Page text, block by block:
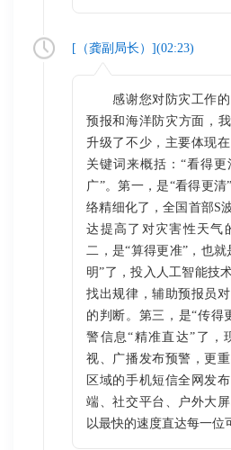
[（龚副局长 ）](02:23)
感谢您对防灾工作
预报和海洋防灾方面，
升级了不少，主要体现
关键词来概括：“看得
广”。第一，是“看得更
络精细化了，全国首部S
达提高了对灾害性天气
二，是“算得更准”，也
明”了，投入人工智能技
找出规律，辅助预报员
的判断。第三，是“传得
警信息“精准直达”了，
视、广播发布预警，更
区域的手机短信全网发
端、社交平台、户外大
以最快的速度直达每一位